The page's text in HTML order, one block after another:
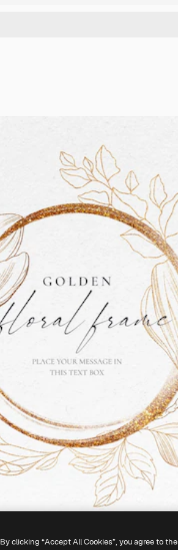
By clicking “Accept All Cookies”, you agree to